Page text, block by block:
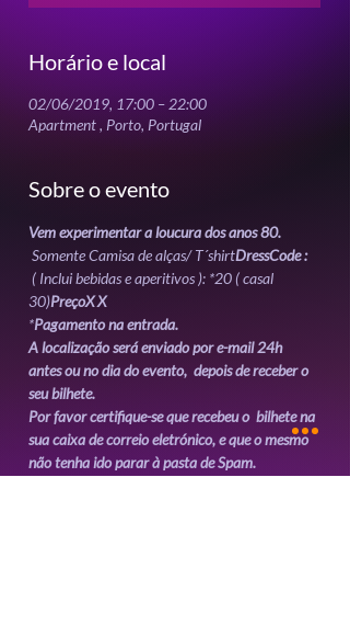
Horário e local
02/06/2019, 17:00 – 22:00
Apartment , Porto, Portugal
Sobre o evento
Vem experimentar a loucura dos anos 80.
Somente Camisa de alças/ T´shirtDressCode :
( Inclui bebidas e aperitivos ): *20 ( casal
30)PreçoX X
*Pagamento na entrada.
A localização será enviado por e-mail 24h
antes ou no dia do evento,  depois de receber o
Por favor certifique-se que recebeu o  bilhete na
sua caixa de correio eletrónico, e que o mesmo